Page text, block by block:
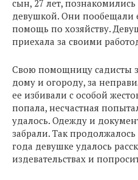
сын, 27 лет,
девушкой. Они пообещали
помощь по хозяйству.
приехала за своими
Свою помощницу садисты
дому и огороду, за
ее избивали с особой
попала, несчастная
удалось. Одежду и
забрали. Так
года девушке удалось
издевательствах и